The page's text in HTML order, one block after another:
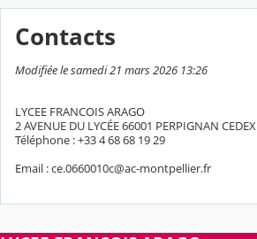
Contacts
Modifiée le samedi 21 mars 2026 13:26
LYCEE FRANCOIS ARAGO
2 AVENUE DU LYCÉE 66001 PERPIGNAN CEDEX
Téléphone : +33 4 68 68 19 29
Email : ce.0660010c@ac-montpellier.fr